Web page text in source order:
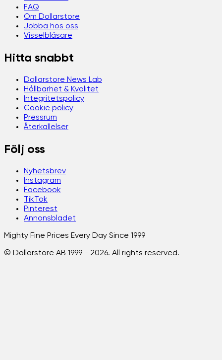
FAQ
Om Dollarstore
Jobba hos oss
Visselblåsare
Hitta snabbt
Dollarstore News Lab
Hållbarhet & Kvalitet
Integritetspolicy
Cookie policy
Pressrum
Återkallelser
Följ oss
Nyhetsbrev
Instagram
Facebook
TikTok
Pinterest
Annonsbladet
Mighty Fine Prices Every Day Since 1999
© Dollarstore AB 1999 - 2026. All rights reserved.